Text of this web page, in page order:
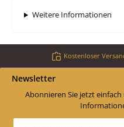
Weitere Informationen
Kostenloser
Newsletter
Abonnieren Sie jetzt